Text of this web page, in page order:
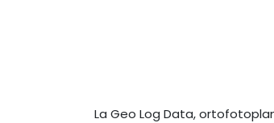
La Geo Log Data,